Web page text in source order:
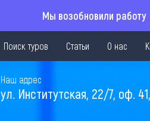
Мы возобновили работу
Поиск туров Статьи О нас
Наш адрес
ул. Институтская, 22/7, оф.